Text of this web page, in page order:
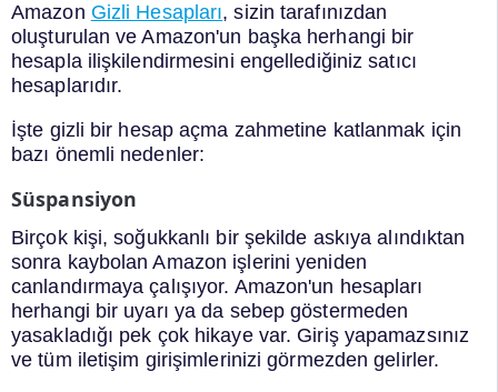
Amazon Gizli Hesapları, sizin tarafınızdan
oluşturulan ve Amazon'un başka herhangi bir
hesapla ilişkilendirmesini engellediğiniz satıcı
hesaplarıdır.
İşte gizli bir hesap açma zahmetine katlanmak için
bazı önemli nedenler:
Süspansiyon
Birçok kişi, soğukkanlı bir şekilde askıya alındıktan
sonra kaybolan Amazon işlerini yeniden
canlandırmaya çalışıyor. Amazon'un hesapları
herhangi bir uyarı ya da sebep göstermeden
yasakladığı pek çok hikaye var. Giriş yapamazsınız
ve tüm iletişim girişimlerinizi görmezden gelirler.